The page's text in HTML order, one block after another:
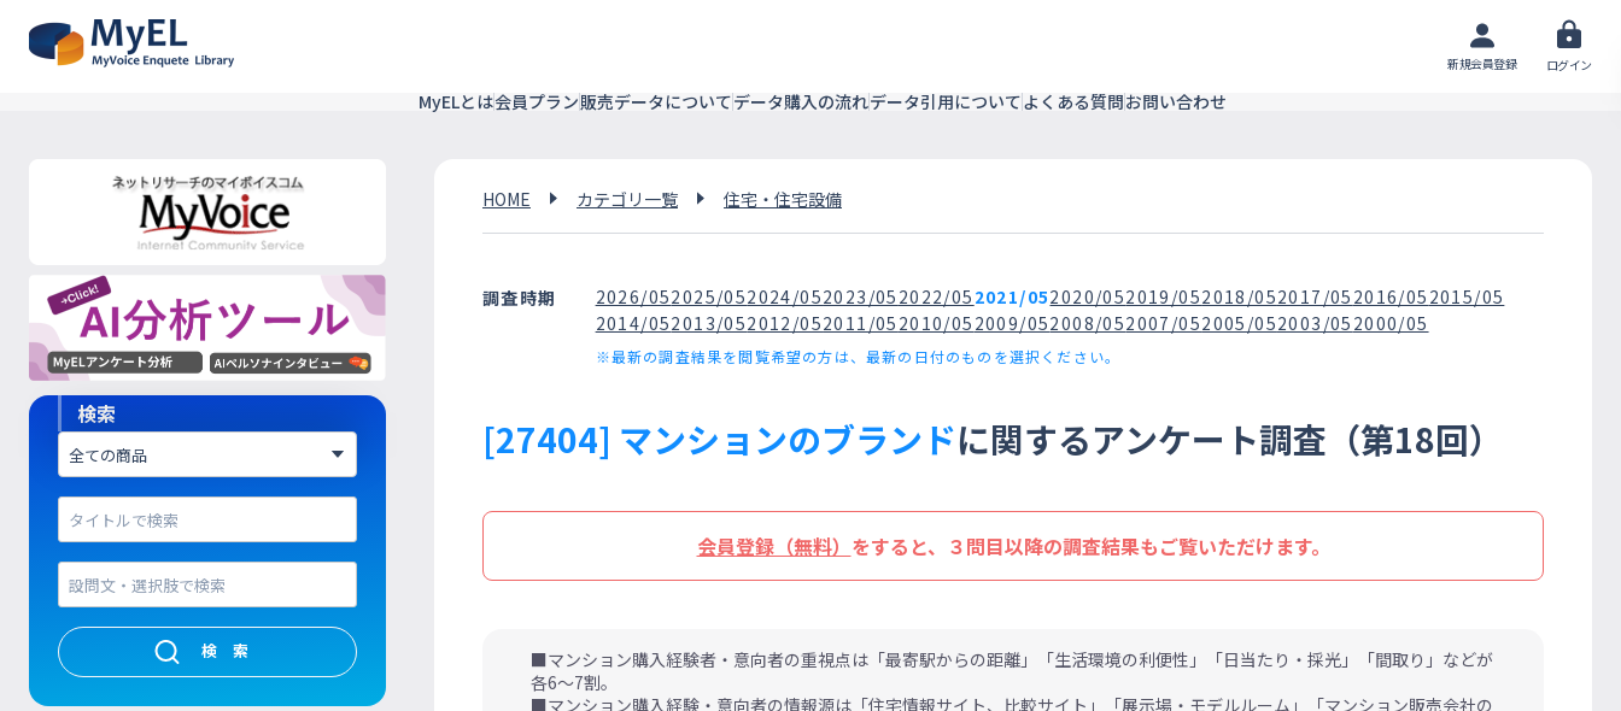
新規会員登録 ログイン
MyELとは会員プラン販売データについてデータ購入の流れデータ引用についてよくある質問お問い合わせ
検索
検索
HOME カテゴリ一覧 住宅・住宅設備
調査時期 2026/052025/052024/052023/05 2022/05 2021/052020/052019/052018/052017/05 2016/05 2015/05
2014/052013/052012/052011/05 2010/05 2009/052008/052007/052005/052003/05 2000/05
※最新の調査結果を閲覧希望の方は、最新の日付のものを選択ください。
[27404] マンションのブランドに関するアンケート調査（第18回）
会員登録（無料） をすると、３問目以降の調査結果もご覧いただけます。
■マンション購入経験者・意向者の重視点は「最寄駅からの距離」「生活環境の利便性」「日当たり・採光」「間取り」などが
各6～7割。
■マンション購入経験・意向者の情報源は「住宅情報サイト、比較サイト」「展示場・モデルルーム」「マンション販売会社の